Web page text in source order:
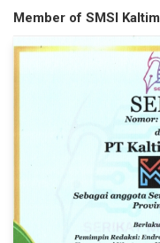
Member of SMSI Kaltim